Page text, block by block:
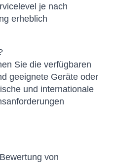
je nach
erheblich
Sie die verfügbaren
geeignete Geräte oder
und internationale
von